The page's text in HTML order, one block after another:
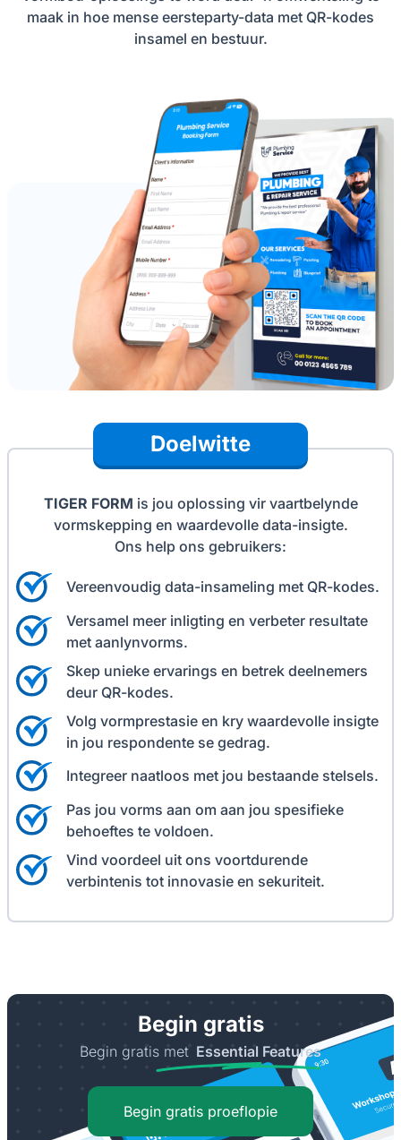
maak in hoe mense eersteparty-data met QR-kodes
insamel en bestuur.
Doelwitte
TIGER FORM is jou oplossing vir vaartbelynde
vormskepping en waardevolle data-insigte.
Ons help ons gebruikers:
Vereenvoudig data-insameling met QR-kodes.
Versamel meer inligting en verbeter resultate
met aanlynvorms.
Skep unieke ervarings en betrek deelnemers
deur QR-kodes.
Volg vormprestasie en kry waardevolle insigte
in jou respondente se gedrag.
Integreer naatloos met jou bestaande stelsels.
Pas jou vorms aan om aan jou spesifieke
behoeftes te voldoen.
Vind voordeel uit ons voortdurende
verbintenis tot innovasie en sekuriteit.
Begin gratis
Begin gratis met Essential Features
Begin gratis proeflopie